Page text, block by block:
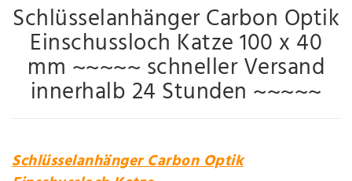
Schlüsselanhänger Carbon Optik
Einschussloch Katze 100 x 40
mm ~~~~~ schneller Versand
innerhalb 24 Stunden ~~~~~
Schlüsselanhänger Carbon Optik